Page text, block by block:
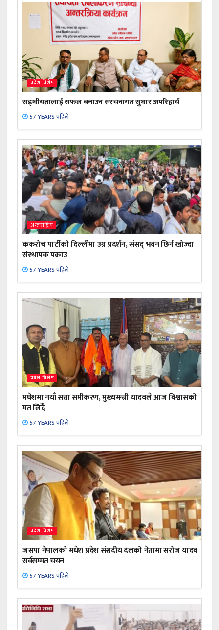
प्रदेश विशेष
सङ्घीयतालाई सफल बनाउन संरचनागत सुधार अपरिहार्य
57 YEARS पहिले
अन्तराष्ट्रिय
ककरोच पार्टीको दिल्लीमा उग्र प्रदर्शन, संसद् भवन छिर्न खोज्दा
संस्थापक पक्राउ
57 YEARS पहिले
प्रदेश विशेष
मधेशमा नयाँ सत्ता समीकरण, मुख्यमन्त्री यादवले आज विश्वासको
मत लिँदै
57 YEARS पहिले
प्रदेश विशेष
जसपा नेपालको मधेश प्रदेश संसदीय दलको नेतामा सरोज यादव
सर्वसम्मत चयन
57 YEARS पहिले